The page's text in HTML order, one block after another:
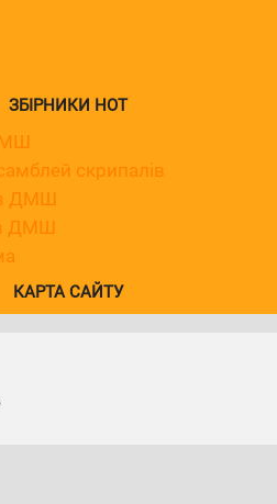
ЗБІРНИКИ НОТ
скрипалів
в ДМШ
ДМШ
КАРТА САЙТУ